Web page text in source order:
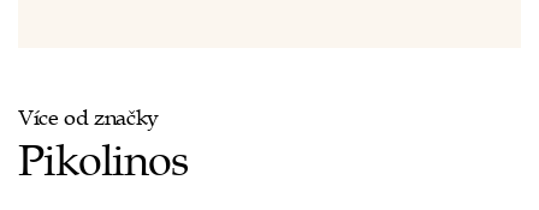
Více od značky
Pikolinos